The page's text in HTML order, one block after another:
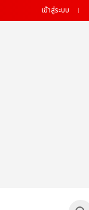
เข้าสู่ระบบ